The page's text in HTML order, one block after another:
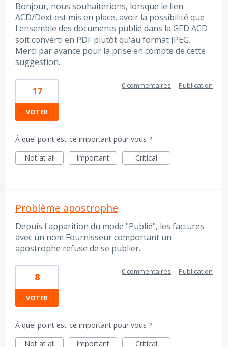
Bonjour, nous souhaiterions, lorsque le lien
ACD/Dext est mis en place, avoir la possibilité que
l'ensemble des documents publié dans la GED ACD
soit converti en PDF plutôt qu'au format JPEG.
Merci par avance pour la prise en compte de cette
suggestion.
17
VOTER
0 commentaires · Publication
À quel point est-ce important pour vous ?
Not at all
Important Critical
Problème apostrophe
Depuis l'apparition du mode "Publié", les factures
avec un nom Fournisseur comportant un
apostrophe refuse de se publier.
8
VOTER
0 commentaires · Publication
À quel point est-ce important pour vous ?
Not at all
Important Critical